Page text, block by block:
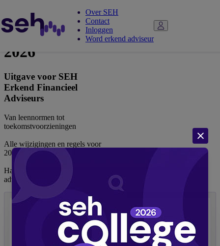
Over SEH
Contact
Inloggen
Word erkend adviseur
Adviespocket
2026
Uitgave voor SEH
Erkend Financieel
Adviseurs
Van leennormen tot
toekomstvoorzieningen
Alle wijzigingen en regels voor
2026
Handige tools voor de
adviespraktijk